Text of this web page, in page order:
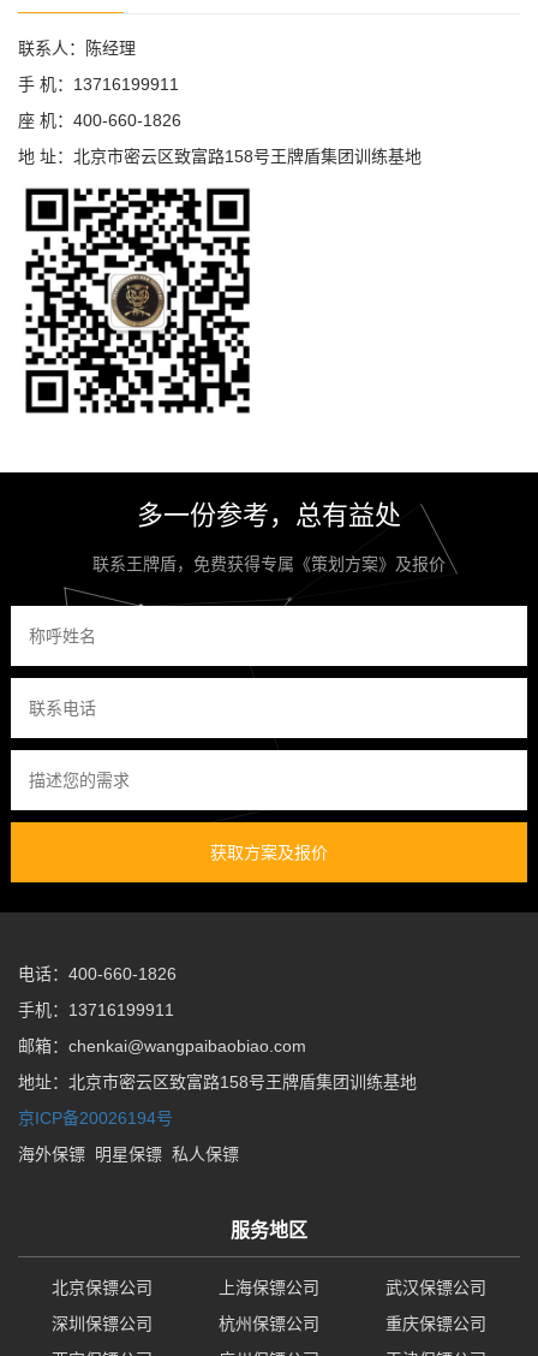
联系人：陈经理
手 机：13716199911
座 机：400-660-1826
地 址：北京市密云区致富路158号王牌盾集团训练基地
多一份参考，总有益处
联系王牌盾，免费获得专属《策划方案》及报价
获取方案及报价
电话：400-660-1826
手机：13716199911
邮箱：chenkai@wangpaibaobiao.com
地址：北京市密云区致富路158号王牌盾集团训练基地
京ICP备20026194号
海外保镖 明星保镖 私人保镖
服务地区
北京保镖公司 上海保镖公司
武汉保镖公司
深圳保镖公司
杭州保镖公司
重庆保镖公司